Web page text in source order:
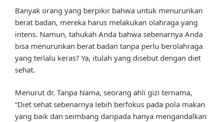
Banyak orang yang berpikir bahwa untuk menurunkan
berat badan, mereka harus melakukan olahraga yang
intens. Namun, tahukah Anda bahwa sebenarnya Anda
bisa menurunkan berat badan tanpa perlu berolahraga
yang terlalu keras? Ya, itulah yang disebut dengan diet
sehat.
Menurut dr. Tanpa Nama, seorang ahli gizi ternama,
“Diet sehat sebenarnya lebih berfokus pada pola makan
yang baik dan seimbang daripada hanya mengandalkan